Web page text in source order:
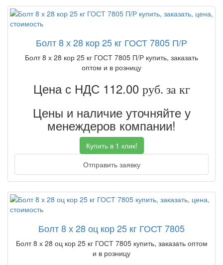
Болт 8 х 28 кор 25 кг ГОСТ 7805 П/Р
Болт 8 х 28 кор 25 кг ГОСТ 7805 П/Р купить, заказать
оптом и в розницу
Цена с НДС 112.00 руб. за кг
Цены и наличие уточняйте у
менеждеров компании!
Купить в 1 клик!
Отправить заявку
Болт 8 х 28 оц кор 25 кг ГОСТ 7805
Болт 8 х 28 оц кор 25 кг ГОСТ 7805 купить, заказать оптом
и в розницу